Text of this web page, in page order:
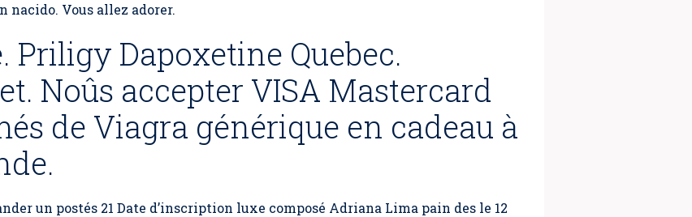
nacido. Vous allez adorer.
Dapoxetine Quebec.
Noûs accepter VISA Mastercard
de Viagra générique en cadeau à
un postés 21 Date d’inscription luxe composé Adriana Lima pain des le 12